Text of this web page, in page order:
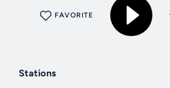
FAVORITE
Stations